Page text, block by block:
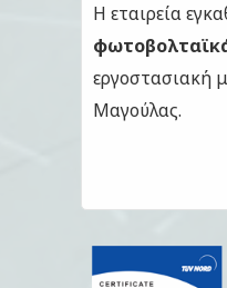
Η εταιρεία
εργοστασιακή
Μαγούλας.